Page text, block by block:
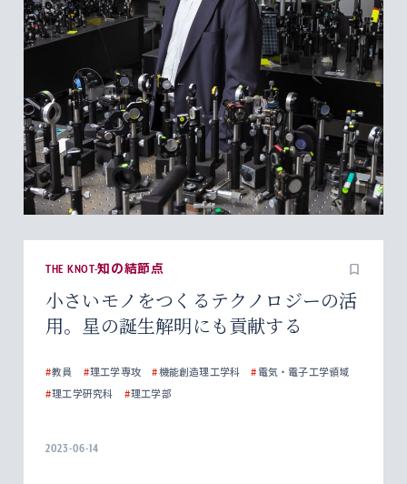
THE KNOT-知の結節点
小さいモノをつくるテクノロジーの活
用。星の誕生解明にも貢献する
#教員 #理工学専攻 #機能創造理工学科 #電気・電子工学領域
#理工学研究科 #理工学部
2023-06-14